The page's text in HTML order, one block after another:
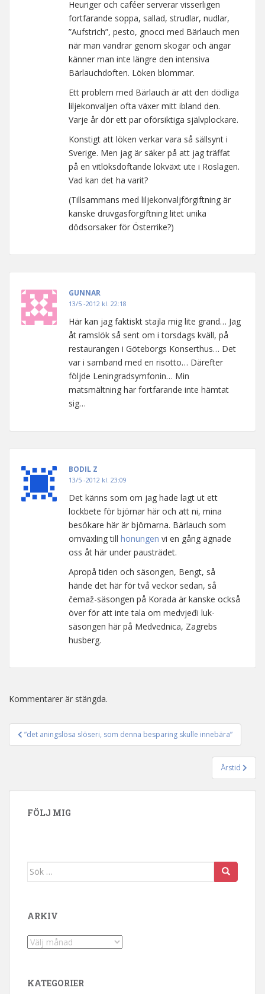
Heuriger och caféer serverar visserligen
fortfarande soppa, sallad, strudlar, nudlar,
”Aufstrich”, pesto, gnocci med Bärlauch men
när man vandrar genom skogar och ängar
känner man inte längre den intensiva
Bärlauchdoften. Löken blommar.
Ett problem med Bärlauch är att den dödliga
liljekonvaljen ofta växer mitt ibland den.
Varje år dör ett par oförsiktiga självplockare.
Konstigt att löken verkar vara så sällsynt i
Sverige. Men jag är säker på att jag träffat
på en vitlöksdoftande lökväxt ute i Roslagen.
Vad kan det ha varit?
(Tillsammans med liljekonvaljförgiftning är
kanske druvgasförgiftning litet unika
dödsorsaker för Österrike?)
GUNNAR
13/5 -2012 kl. 22:18
Här kan jag faktiskt stajla mig lite grand… Jag
åt ramslök så sent om i torsdags kväll, på
restaurangen i Göteborgs Konserthus… Det
var i samband med en risotto… Därefter
följde Leningradsymfonin… Min
matsmältning har fortfarande inte hämtat
sig…
BODIL Z
13/5 -2012 kl. 23:09
Det känns som om jag hade lagt ut ett
lockbete för björnar här och att ni, mina
besökare här är björnarna. Bärlauch som
omväxling till honungen vi en gång ägnade
oss åt här under pausträdet.
Apropå tiden och säsongen, Bengt, så
hände det här för två veckor sedan, så
čemaž-säsongen på Korada är kanske också
över för att inte tala om medvjeđi luk-
säsongen här på Medvednica, Zagrebs
husberg.
Kommentarer är stängda.
Inläggsnavigering
”det aningslösa slöseri, som denna besparing skulle innebära”
Årstid
FÖLJ MIG
Sök efter:
ARKIV
Arkiv
KATEGORIER